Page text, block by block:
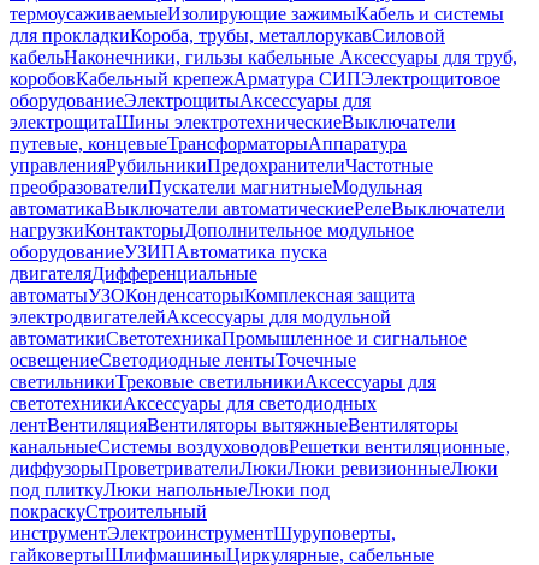
термоусаживаемыеИзолирующие зажимыКабель и системы
для прокладкиКороба, трубы, металлорукавСиловой
кабельНаконечники, гильзы кабельные Аксессуары для труб,
коробовКабельный крепежАрматура СИПЭлектрощитовое
оборудованиеЭлектрощитыАксессуары для
электрощитаШины электротехническиеВыключатели
путевые, концевыеТрансформаторыАппаратура
управленияРубильникиПредохранителиЧастотные
преобразователиПускатели магнитныеМодульная
автоматикаВыключатели автоматическиеРелеВыключатели
нагрузкиКонтакторыДополнительное модульное
оборудованиеУЗИПАвтоматика пуска
двигателяДифференциальные
автоматыУЗОКонденсаторыКомплексная защита
электродвигателейАксессуары для модульной
автоматикиСветотехникаПромышленное и сигнальное
освещениеСветодиодные лентыТочечные
светильникиТрековые светильникиАксессуары для
светотехникиАксессуары для светодиодных
лентВентиляцияВентиляторы вытяжныеВентиляторы
канальныеСистемы воздуховодовРешетки вентиляционные,
диффузорыПроветривателиЛюкиЛюки ревизионныеЛюки
под плиткуЛюки напольныеЛюки под
покраскуСтроительный
инструментЭлектроинструментШуруповерты,
гайковертыШлифмашиныЦиркулярные, сабельные